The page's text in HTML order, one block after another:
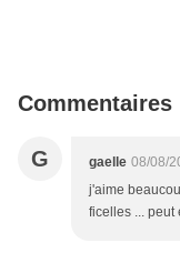
Commentaires
G gaelle 08/08/
j'aime
ficelles ... peut